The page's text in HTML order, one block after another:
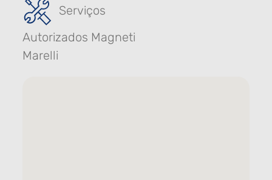
Serviços
Autorizados Magneti
Marelli